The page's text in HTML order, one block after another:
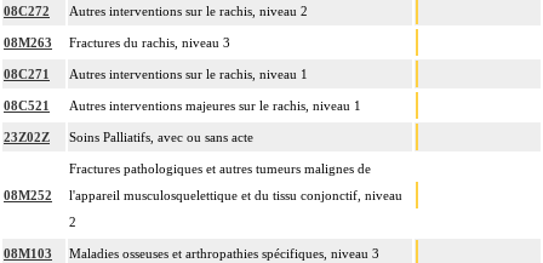
08C272 Autres interventions sur le rachis, niveau 2
08M263 Fractures du rachis, niveau 3
08C271 Autres interventions sur le rachis, niveau 1
08C521 Autres interventions majeures sur le rachis, niveau 1
23Z02Z Soins Palliatifs, avec ou sans acte
08M252
Fractures pathologiques et autres tumeurs malignes de
l'appareil musculosquelettique et du tissu conjonctif, niveau
2
08M103 Maladies osseuses et arthropathies spécifiques, niveau 3